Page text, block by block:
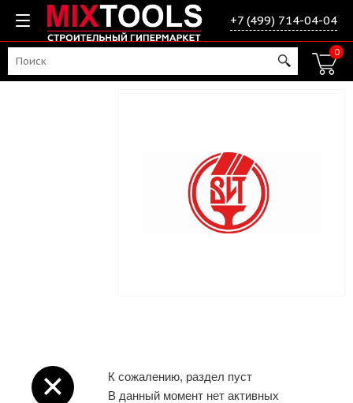
+7 (499) 714-04-04
0
К сожалению, раздел пуст
В данный момент нет активных